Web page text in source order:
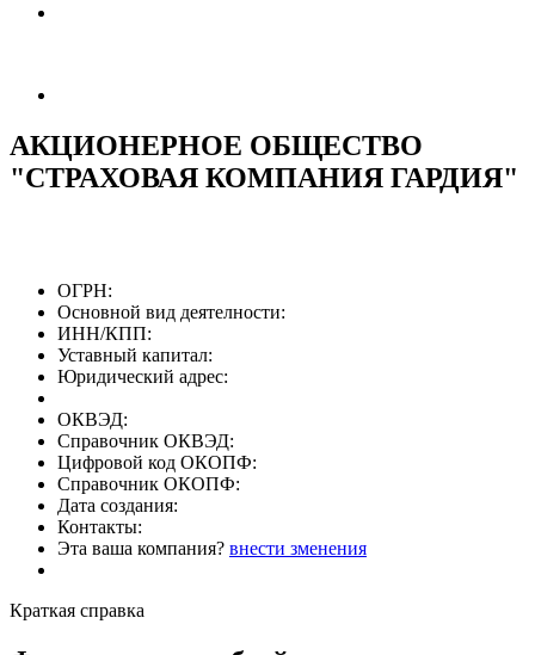
АКЦИОНЕРНОЕ ОБЩЕСТВО
"СТРАХОВАЯ КОМПАНИЯ ГАРДИЯ"
ОГРН:
Основной вид деятелности:
ИНН/КПП:
Уставный капитал:
Юридический адрес:
ОКВЭД:
Справочник ОКВЭД:
Цифровой код ОКОПФ:
Справочник ОКОПФ:
Дата создания:
Контакты:
Эта ваша компания? внести зменения
Краткая справка